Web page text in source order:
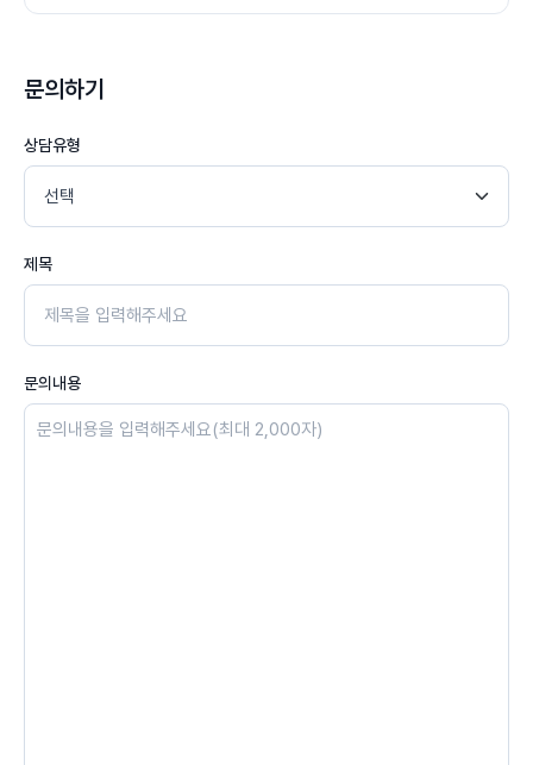
문의하기
상담유형
제목
문의내용